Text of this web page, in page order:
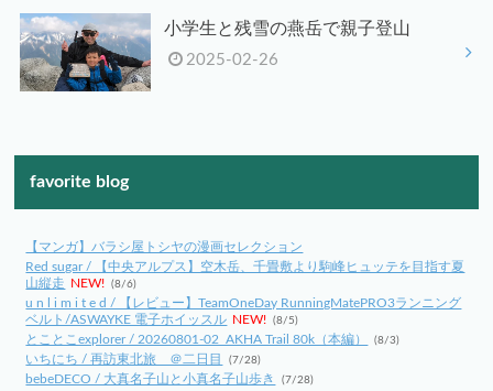
小学生と残雪の燕岳で親子登山
2025-02-26
favorite blog
【マンガ】バラシ屋トシヤの漫画セレクション
Red sugar / 【中央アルプス】空木岳、千畳敷より駒峰ヒュッテを目指す夏
山縦走
NEW! (8/6)
u n l i m i t e d / 【レビュー】TeamOneDay RunningMatePRO3ランニング
ベルト/ASWAYKE 電子ホイッスル NEW! (8/5)
とことこexplorer / 20260801-02_AKHA Trail 80k（本編） (8/3)
いちにち / 再訪東北旅 ＠二日目 (7/28)
bebeDECO / 大真名子山と小真名子山歩き (7/28)